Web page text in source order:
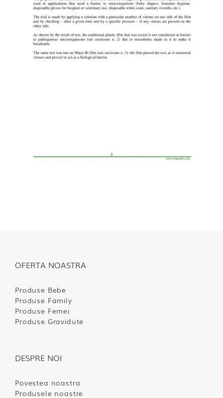
OFERTA NOASTRA
Produse Bebe
Produse Family
Produse Femei
Produse Gravidute
DESPRE NOI
Povestea noastra
Produsele noastre